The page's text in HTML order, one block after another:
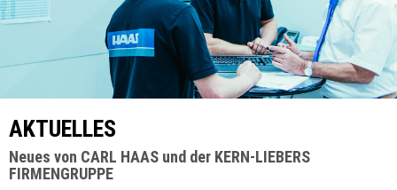
AKTUELLES
Neues von CARL HAAS und der KERN-LIEBERS
FIRMENGRUPPE